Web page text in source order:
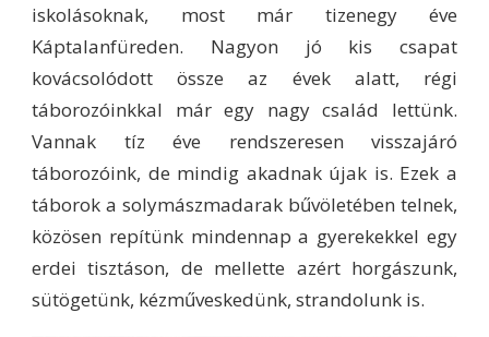
iskolásoknak, most már tizenegy éve
Káptalanfüreden. Nagyon jó kis csapat
kovácsolódott össze az évek alatt, régi
táborozóinkkal már egy nagy család lettünk.
Vannak tíz éve rendszeresen visszajáró
táborozóink, de mindig akadnak újak is. Ezek a
táborok a solymászmadarak bűvöletében telnek,
közösen repítünk mindennap a gyerekekkel egy
erdei tisztáson, de mellette azért horgászunk,
sütögetünk, kézműveskedünk, strandolunk is.